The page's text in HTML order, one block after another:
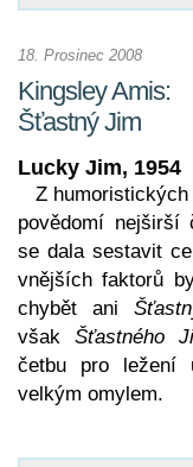
18. Prosinec 2008
Kingsley Amis:
Šťastný Jim
Lucky Jim, 1954
Z
povědomí nejširší
se dala sestavit
vnějších faktorů
chybět ani
však Šťastného
četbu pro ležení
velkým omylem.